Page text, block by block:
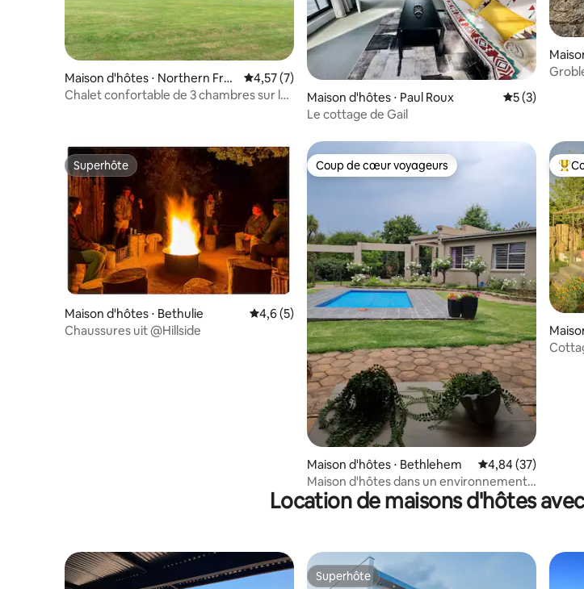
Maison d'hôtes ⋅ Northern Fre
e State
Évaluation moyenne sur la base de 7 commentaires : 4,57 sur
4,57 (7)
Chalet confortable de 3 chambres sur le
Maison d'hôtes ⋅ Paul Roux Évaluation
5 (3)
Le cottage de Gail
Superhôte
Superhôte
Maison d'hôtes ⋅ Bethulie Évaluation moyenne sur la base de 5 commentaires : 4,6 sur
4,6 (5)
Chaussures uit @Hillside
Coup de cœur voyageurs
Coup de cœur voyageurs
Maison d'hôtes ⋅ Bethlehem Évaluation
4,84 (37)
Maison d'hôtes dans un environnement
paisible
Location de maisons d'hôtes
Superhôte
Superhôte